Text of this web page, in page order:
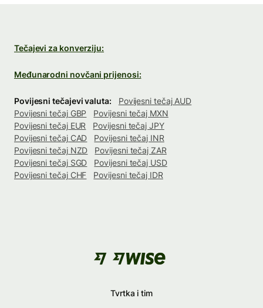
Tečajevi za konverziju:
Međunarodni novčani prijenosi:
Povijesni tečajevi valuta:
Povijesni tečaj AUD
Povijesni tečaj GBP
Povijesni tečaj MXN
Povijesni tečaj EUR
Povijesni tečaj JPY
Povijesni tečaj CAD
Povijesni tečaj INR
Povijesni tečaj NZD
Povijesni tečaj ZAR
Povijesni tečaj SGD
Povijesni tečaj USD
Povijesni tečaj CHF
Povijesni tečaj IDR
Tvrtka i tim